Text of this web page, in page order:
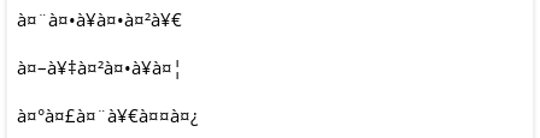
à¤¨à¤•à¥à¤•à¤²à¥€
à¤–à¥‡à¤²à¤•à¥à¤¦
à¤°à¤£à¤¨à¥€à¤¤à¤¿